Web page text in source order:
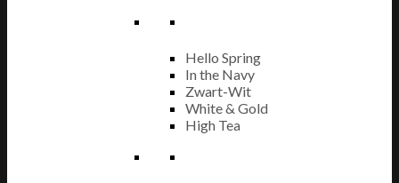
Hello Spring
In the Navy
Zwart-Wit
White & Gold
High Tea